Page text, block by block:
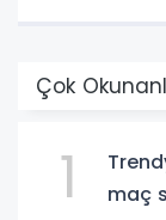
Çok
1
maç